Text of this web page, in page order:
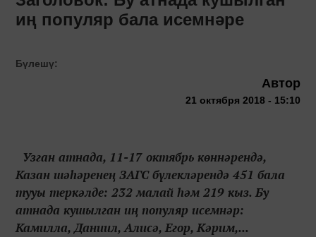
иң популяр бала исемнәре
Бүлешү:
Автор
21 октября 2018 - 15:10
Узган атнада, 11-17 октябрь көннәрендә,
Казан шәһәренең ЗАГС бүлекләрендә 451 бала
тууы теркәлде: 232 малай һәм 219 кыз. Бу
атнада кушылган иң популяр исемнәр:
Камилла, Даниил, Алисә, Егор, Кәрим,...